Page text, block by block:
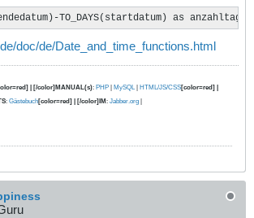
TO_DAYS(startdatum) as
doc/de/Date_and_time_functions.html
| [/color]MANUAL(s): PHP | MySQL | HTML/JS/CSS[color=red] |
: Gästebuch[color=red] | [/color]IM: Jabber.org |